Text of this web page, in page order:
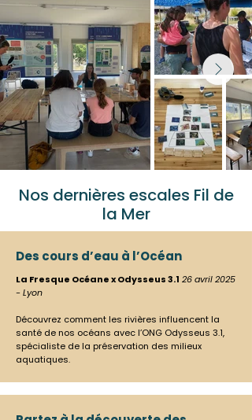
Nos dernières escales Fil de
la Mer
Des cours d’eau à l’Océan
La Fresque Océane x Odysseus 3.1 26 avril 2025
- Lyon
Découvrez comment les rivières influencent la
santé de nos océans avec l’ONG Odysseus 3.1,
spécialiste de la préservation des milieux
aquatiques.